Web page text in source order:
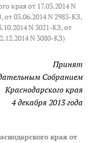
края от 17.03.2014 N
от 03.06.2014 N 2983-КЗ,
N 3021-КЗ, от
N 3080-КЗ)
Принят
Собранием
Краснодарского края
4 декабря 2013 года
края от